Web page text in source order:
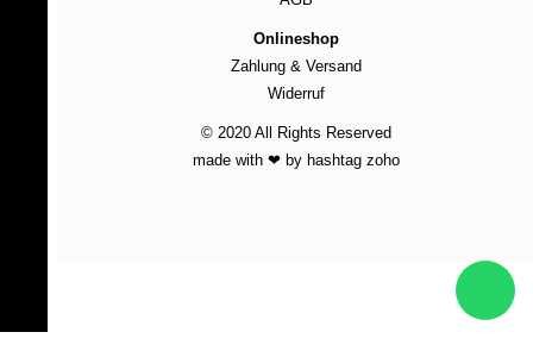
Onlineshop
Zahlung & Versand
Widerruf
© 2020 All Rights Reserved
made with ❤ by hashtag zoho